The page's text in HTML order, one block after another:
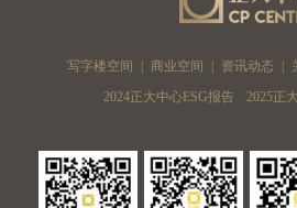
写字楼空间 商业空间 资讯动态
2024正大中心ESG报告
2025正